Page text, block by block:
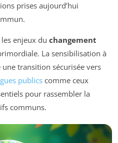
prises aujourd’hui
enjeux du changement
La sensibilisation à
transition sécurisée vers
publicscomme ceux
pour rassembler la
communs.